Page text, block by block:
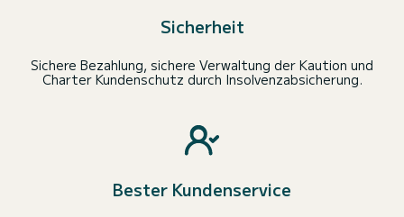
Sicherheit
Sichere Bezahlung, sichere Verwaltung der Kaution und
Charter Kundenschutz durch Insolvenzabsicherung.
Bester Kundenservice